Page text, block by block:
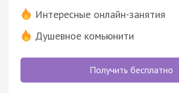
Интересные онлайн-занятия
Душевное комьюнити
Получить бесплатно